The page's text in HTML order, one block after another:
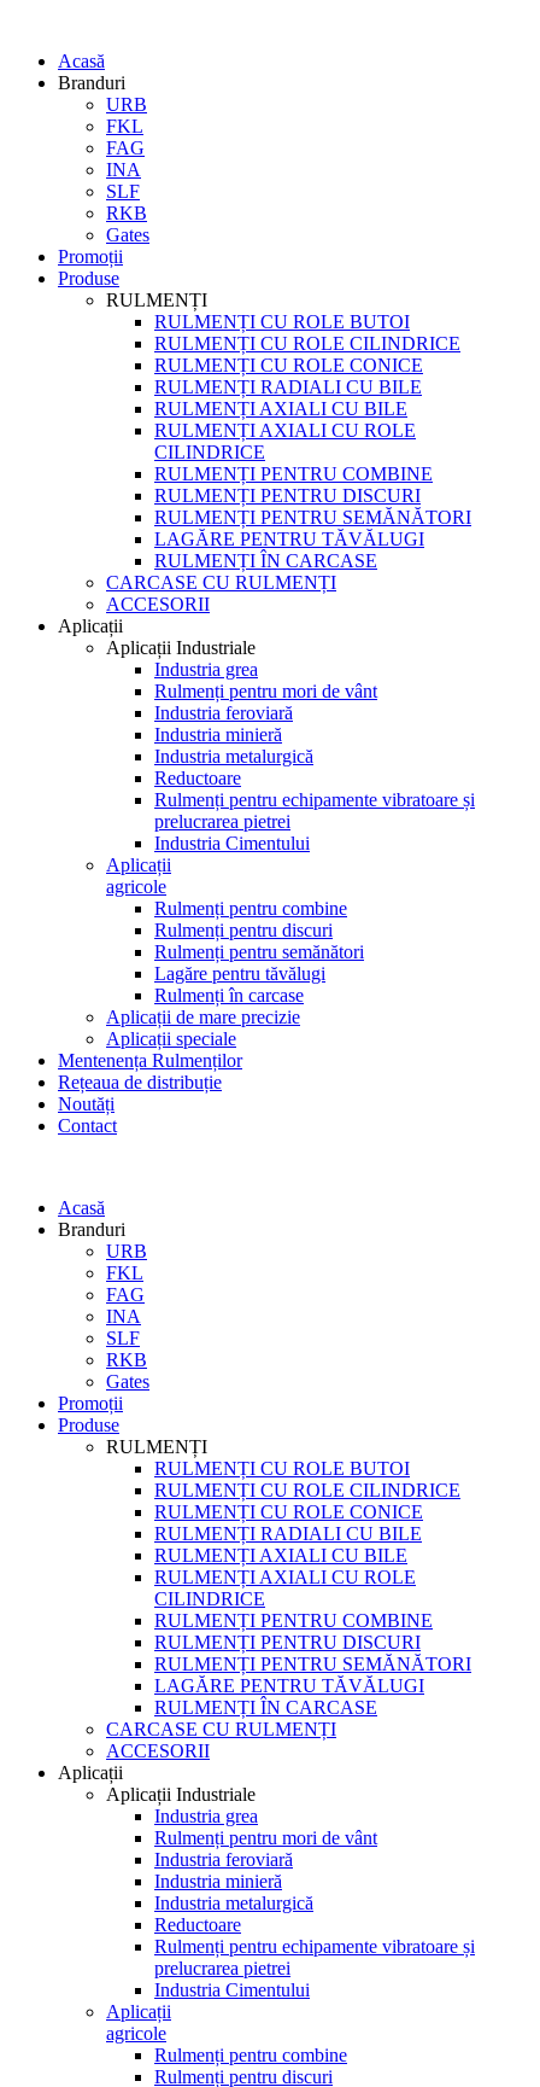
Acasă
Branduri
URB
FKL
FAG
INA
SLF
RKB
Gates
Promoții
Produse
RULMENȚI
RULMENȚI CU ROLE BUTOI
RULMENȚI CU ROLE CILINDRICE
RULMENȚI CU ROLE CONICE
RULMENȚI RADIALI CU BILE
RULMENȚI AXIALI CU BILE
RULMENȚI AXIALI CU ROLE
CILINDRICE
RULMENȚI PENTRU COMBINE
RULMENȚI PENTRU DISCURI
RULMENȚI PENTRU SEMĂNĂTORI
LAGĂRE PENTRU TĂVĂLUGI
RULMENȚI ÎN CARCASE
CARCASE CU RULMENȚI
ACCESORII
Aplicații
Aplicații Industriale
Industria grea
Rulmenți pentru mori de vânt
Industria feroviară
Industria minieră
Industria metalurgică
Reductoare
Rulmenți pentru echipamente vibratoare și
prelucrarea pietrei
Industria Cimentului
Aplicații
agricole
Rulmenți pentru combine
Rulmenți pentru discuri
Rulmenți pentru semănători
Lagăre pentru tăvălugi
Rulmenți în carcase
Aplicații de mare precizie
Aplicații speciale
Mentenența Rulmenților
Rețeaua de distribuție
Noutăți
Contact
Acasă
Branduri
URB
FKL
FAG
INA
SLF
RKB
Gates
Promoții
Produse
RULMENȚI
RULMENȚI CU ROLE BUTOI
RULMENȚI CU ROLE CILINDRICE
RULMENȚI CU ROLE CONICE
RULMENȚI RADIALI CU BILE
RULMENȚI AXIALI CU BILE
RULMENȚI AXIALI CU ROLE
CILINDRICE
RULMENȚI PENTRU COMBINE
RULMENȚI PENTRU DISCURI
RULMENȚI PENTRU SEMĂNĂTORI
LAGĂRE PENTRU TĂVĂLUGI
RULMENȚI ÎN CARCASE
CARCASE CU RULMENȚI
ACCESORII
Aplicații
Aplicații Industriale
Industria grea
Rulmenți pentru mori de vânt
Industria feroviară
Industria minieră
Industria metalurgică
Reductoare
Rulmenți pentru echipamente vibratoare și
prelucrarea pietrei
Industria Cimentului
Aplicații
agricole
Rulmenți pentru combine
Rulmenți pentru discuri